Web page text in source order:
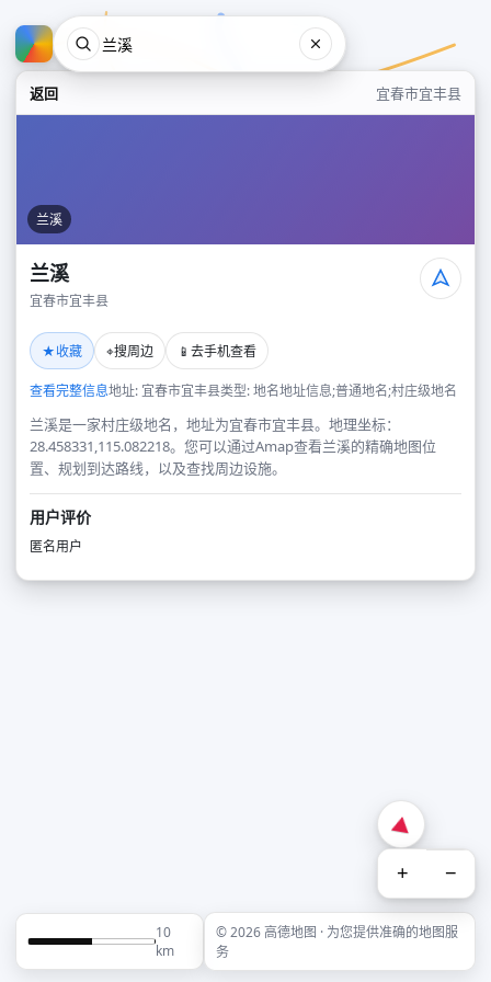
返回 宜春市宜丰县
兰溪
兰溪
宜春市宜丰县
★收藏 ⌖搜周边 📱 去手机查看
查看完整信息地址: 宜春市宜丰县类型: 地名地址信息;普通地名;村庄级地名
兰溪是一家村庄级地名，地址为宜春市宜丰县。地理坐标：
28.458331,115.082218。您可以通过Amap查看兰溪的精确地图位
置、规划到达路线，以及查找周边设施。
用户评价
匿名用户
+ −
10
km
© 2026 高德地图 · 为您提供准确的地图服
务